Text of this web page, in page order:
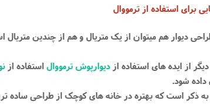
برای استفاده از ترمووال
دیوارپوش ترمووال استفاده از
شود.